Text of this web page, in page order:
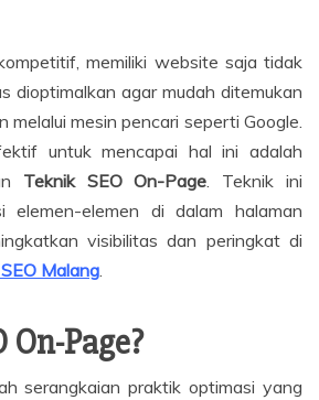
memiliki website saja tidak
dioptimalkan agar mudah ditemukan
melalui mesin pencari seperti Google.
untuk mencapai hal ini adalah
Teknik SEO On-Page.
Teknik ini
elemen-elemen di dalam halaman
visibilitas dan peringkat di
SEO Malang.
On-Page?
serangkaian praktik optimasi yang